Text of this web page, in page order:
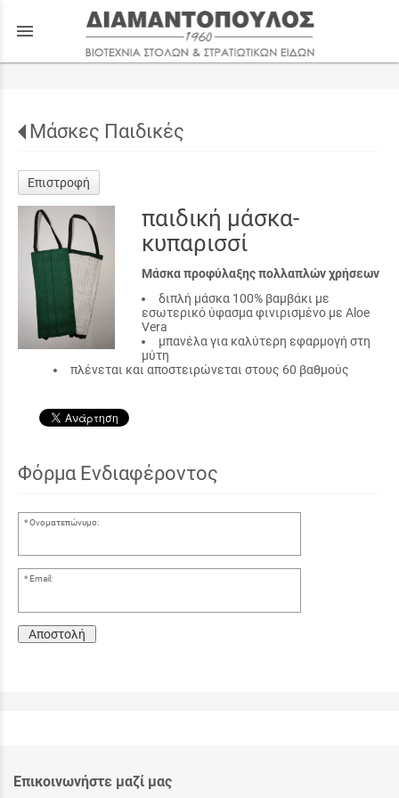
menu
Μάσκες Παιδικές
Επιστροφή
παιδική μάσκα-
κυπαρισσί
Μάσκα προφύλαξης πολλαπλών χρήσεων
διπλή μάσκα 100% βαμβάκι με
εσωτερικό ύφασμα φινιρισμένο με Aloe
Vera
μπανέλα για καλύτερη εφαρμογή στη
μύτη
πλένεται και αποστειρώνεται στους 60 βαθμούς
Φόρμα Ενδιαφέροντος
Ονοματεπώνυμο:
Email:
Αποστολή
Επικοινωνήστε μαζί μας